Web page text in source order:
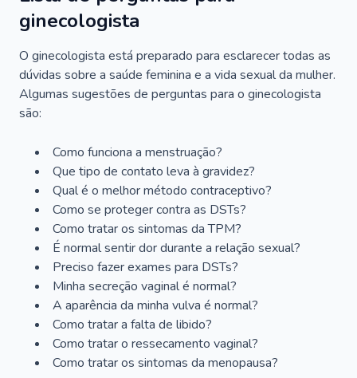
ginecologista
O ginecologista está preparado para esclarecer todas as
dúvidas sobre a saúde feminina e a vida sexual da mulher.
Algumas sugestões de perguntas para o ginecologista
são:
Como funciona a menstruação?
Que tipo de contato leva à gravidez?
Qual é o melhor método contraceptivo?
Como se proteger contra as DSTs?
Como tratar os sintomas da TPM?
É normal sentir dor durante a relação sexual?
Preciso fazer exames para DSTs?
Minha secreção vaginal é normal?
A aparência da minha vulva é normal?
Como tratar a falta de libido?
Como tratar o ressecamento vaginal?
Como tratar os sintomas da menopausa?